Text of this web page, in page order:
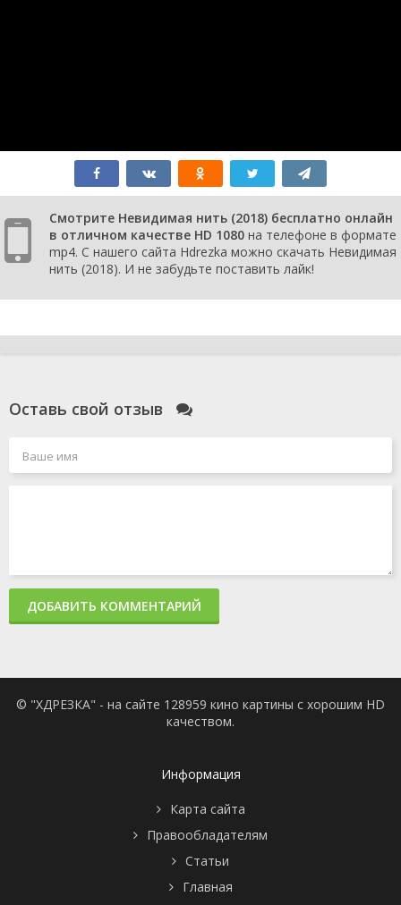
Смотрите Невидимая нить (2018) бесплатно онлайн
в отличном качестве HD 1080 на телефоне в формате
mp4. С нашего сайта Hdrezka можно скачать Невидимая
нить (2018). И не забудьте поставить лайк!
Оставь свой отзыв
ДОБАВИТЬ КОММЕНТАРИЙ
© "ХДРЕЗКА" - на сайте 128959 кино картины с хорошим HD
качеством.
Информация
Карта сайта
Правообладателям
Статьи
Главная